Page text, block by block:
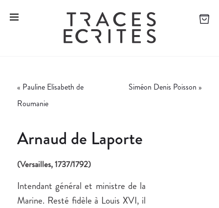
« Pauline Elisabeth de
Roumanie
Siméon Denis Poisson »
Arnaud de Laporte
(Versailles, 1737/1792)
Intendant général et ministre de la
Marine. Resté fidèle à Louis XVI, il